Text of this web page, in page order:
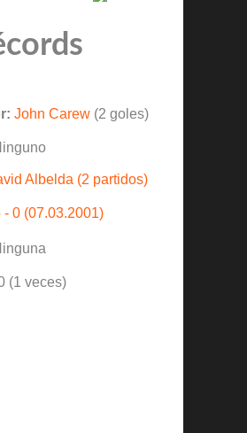
John Carew(2 goles)
Albelda (2 partidos)
- 0 (07.03.2001)
(1 veces)